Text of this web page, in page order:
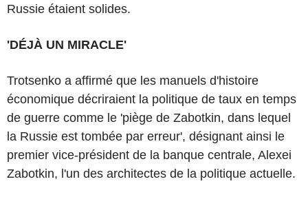
Russie étaient solides.
'DÉJÀ UN MIRACLE'
Trotsenko a affirmé que les manuels d'histoire
économique décriraient la politique de taux en temps
de guerre comme le 'piège de Zabotkin, dans lequel
la Russie est tombée par erreur', désignant ainsi le
premier vice-président de la banque centrale, Alexei
Zabotkin, l'un des architectes de la politique actuelle.